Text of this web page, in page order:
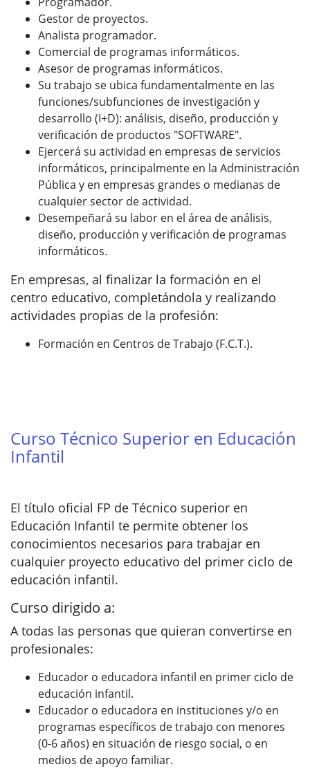
Gestor de proyectos.
Analista programador.
Comercial de programas informáticos.
Asesor de programas informáticos.
Su trabajo se ubica fundamentalmente en las
funciones/subfunciones de investigación y
desarrollo (I+D): análisis, diseño, producción y
verificación de productos "SOFTWARE".
Ejercerá su actividad en empresas de servicios
informáticos, principalmente en la Administración
Pública y en empresas grandes o medianas de
cualquier sector de actividad.
Desempeñará su labor en el área de análisis,
diseño, producción y verificación de programas
informáticos.
En empresas, al finalizar la formación en el
centro educativo, completándola y realizando
actividades propias de la profesión:
Formación en Centros de Trabajo (F.C.T.).
Curso Técnico Superior en Educación
Infantil
El título oficial FP de Técnico superior en
Educación Infantil te permite obtener los
conocimientos necesarios para trabajar en
cualquier proyecto educativo del primer ciclo de
educación infantil.
Curso dirigido a:
A todas las personas que quieran convertirse en
profesionales:
Educador o educadora infantil en primer ciclo de
educación infantil.
Educador o educadora en instituciones y/o en
programas específicos de trabajo con menores
(0-6 años) en situación de riesgo social, o en
medios de apoyo familiar.